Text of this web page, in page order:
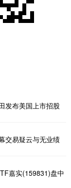
发布美国上市招股
交易疑云与无业绩
嘉实(159831)盘中